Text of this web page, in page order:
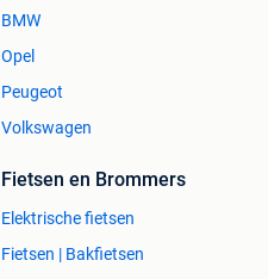
BMW
Opel
Peugeot
Volkswagen
Fietsen en Brommers
Elektrische fietsen
Fietsen | Bakfietsen